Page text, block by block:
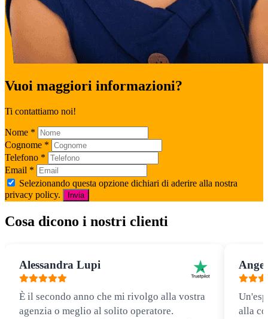
Vuoi maggiori informazioni?
Ti contattiamo noi!
Nome *
Cognome *
Telefono *
Email *
Selezionando questa opzione dichiari di aderire alla nostra
privacy policy.
Invia
Cosa dicono i nostri clienti
Alessandra Lupi
È il secondo anno che mi rivolgo alla vostra
agenzia o meglio al solito operatore.
alla